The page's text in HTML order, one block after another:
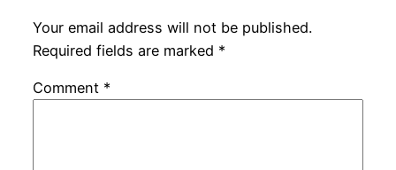
Your email address will not be published.
Required fields are marked *
Comment *